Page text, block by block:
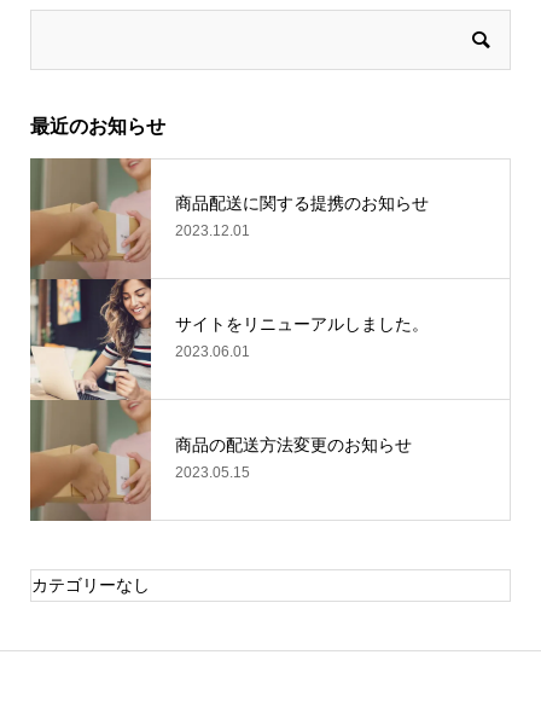
最近のお知らせ
商品配送に関する提携のお知らせ
2023.12.01
サイトをリニューアルしました。
2023.06.01
商品の配送方法変更のお知らせ
2023.05.15
カテゴリーなし